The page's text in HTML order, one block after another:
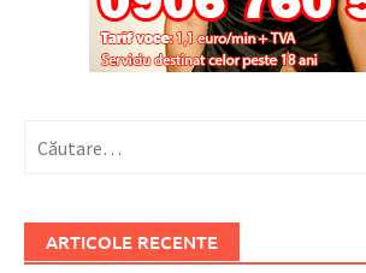
după:
ARTICOLE RECENTE